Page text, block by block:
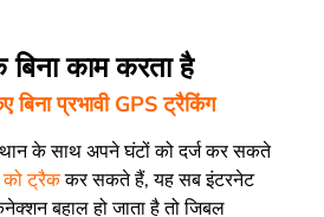
काम करता है
प्रभावी GPS ट्रैकिंग
के साथ अपने घंटों को दर्ज कर सकते
को ट्रैककर सकते हैं, यह सब इंटरनेट
बहाल हो जाता है तो जिबल